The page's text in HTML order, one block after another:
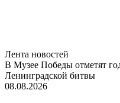
Лента новостей
В Музее Победы отметят
Ленинградской битвы
08.08.2026